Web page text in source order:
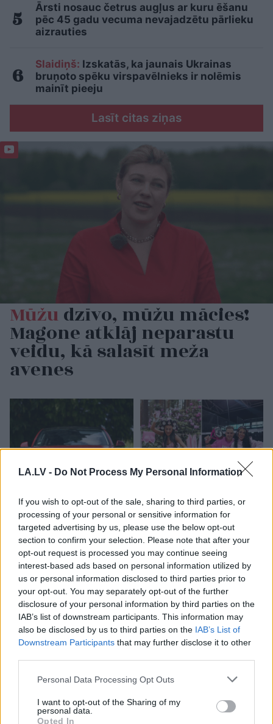
LA.LV - Do Not Process My Personal Information
If you wish to opt-out of the sale, sharing to third parties, or
processing of your personal or sensitive information for
targeted advertising by us, please use the below opt-out
section to confirm your selection. Please note that after your
opt-out request is processed you may continue seeing
interest-based ads based on personal information utilized by
us or personal information disclosed to third parties prior to
your opt-out. You may separately opt-out of the further
disclosure of your personal information by third parties on the
IAB’s list of downstream participants. This information may
also be disclosed by us to third parties on the IAB’s List of
Downstream Participants that may further disclose it to other
Please note that this website/app uses one or more Google
not limited to your visit or usage behaviour. You may click to
grant or deny consent to Google and its third-party tags to
Personal Data Processing Opt Outs
I want to opt-out of the Sharing of my
personal data.
Opted In
Ārsti nosauc četrus augļus ar kuru ēšanu
pēc 45 gadu vecuma nevajadzētu pārlieku
aizrauties
Slaidiņš: Izskatās, ka jaunais Ukrainas
bruņoto spēku virspavēlnieks ir nolēmis
mainīt pieeju
Lasīt citas ziņas
Mūžudzīvo, mūžu mācies!
Magone atklāj neparastu
veidu, kā salasīt meža
avenes
TESTS.Kuras valsts
numurzīme redzama
attēlā? Tikai retais šajā
testā iegūst vismaz
90%
“Man nebija tās mātes
jūtas…” Elīna
Didrihsone atklāti par
laiku pēc dēla
piedzimšanas